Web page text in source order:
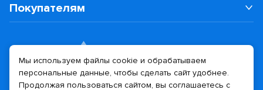
Покупателям
Дизайн сайта Разработка сайта
Мы используем файлы cookie и обрабатываем
персональные данные, чтобы сделать сайт удобнее.
Продолжая пользоваться сайтом, вы соглашаетесь с